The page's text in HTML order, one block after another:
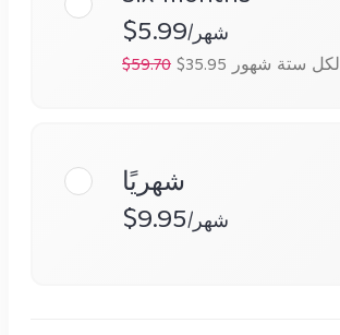
$5.99/شهر
$59.70 $35.95 لكل ستة شهور
شهريًا
$9.95 /شهر